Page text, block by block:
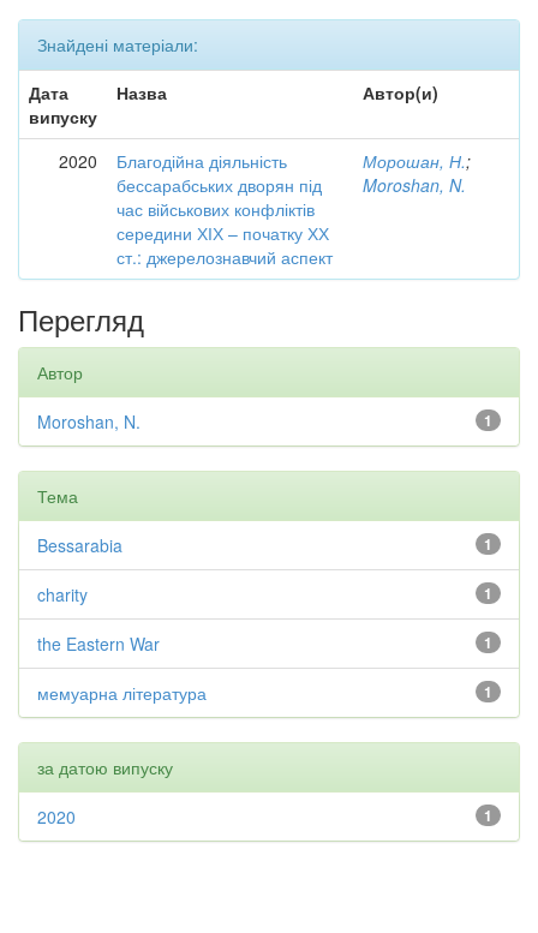
Знайдені матеріали:
Дата
випуску
Назва Автор(и)
2020
Благодійна діяльність
бессарабських дворян під
час військових конфліктів
середини ХІХ – початку ХХ
ст.: джерелознавчий аспект
Морошан, Н.;
Moroshan, N.
Перегляд
Автор
1
Moroshan, N.
Тема
1
Bessarabia
1
charity
1
the Eastern War
1
мемуарна література
за датою випуску
1
2020